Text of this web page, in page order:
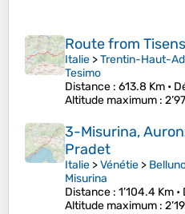
Route from
Italie >Trentin-Haut-
Tesimo
Distance : 613.8 Km •
Altitude maximum :
3-Misurina,
Pradet
Italie >Vénétie >
Misurina
Distance : 1’104.4 Km •
Altitude maximum :